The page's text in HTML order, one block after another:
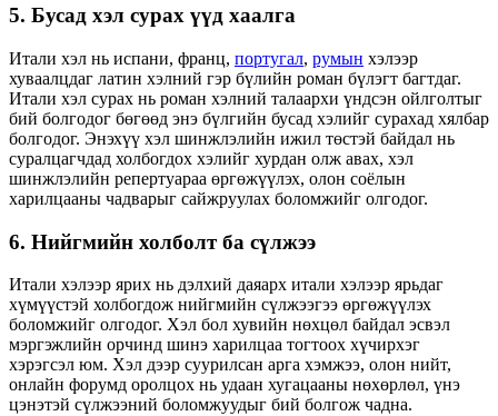
5. Бусад хэл сурах үүд хаалга
Итали хэл нь испани, франц, португал, румын хэлээр
хуваалцдаг латин хэлний гэр бүлийн роман бүлэгт багтдаг.
Итали хэл сурах нь роман хэлний талаархи үндсэн ойлголтыг
бий болгодог бөгөөд энэ бүлгийн бусад хэлийг сурахад хялбар
болгодог. Энэхүү хэл шинжлэлийн ижил төстэй байдал нь
суралцагчдад холбогдох хэлийг хурдан олж авах, хэл
шинжлэлийн репертуараа өргөжүүлэх, олон соёлын
харилцааны чадварыг сайжруулах боломжийг олгодог.
6. Нийгмийн холболт ба сүлжээ
Итали хэлээр ярих нь дэлхий даяарх итали хэлээр ярьдаг
хүмүүстэй холбогдож нийгмийн сүлжээгээ өргөжүүлэх
боломжийг олгодог. Хэл бол хувийн нөхцөл байдал эсвэл
мэргэжлийн орчинд шинэ харилцаа тогтоох хүчирхэг
хэрэгсэл юм. Хэл дээр суурилсан арга хэмжээ, олон нийт,
онлайн форумд оролцох нь удаан хугацааны нөхөрлөл, үнэ
цэнэтэй сүлжээний боломжуудыг бий болгож чадна.